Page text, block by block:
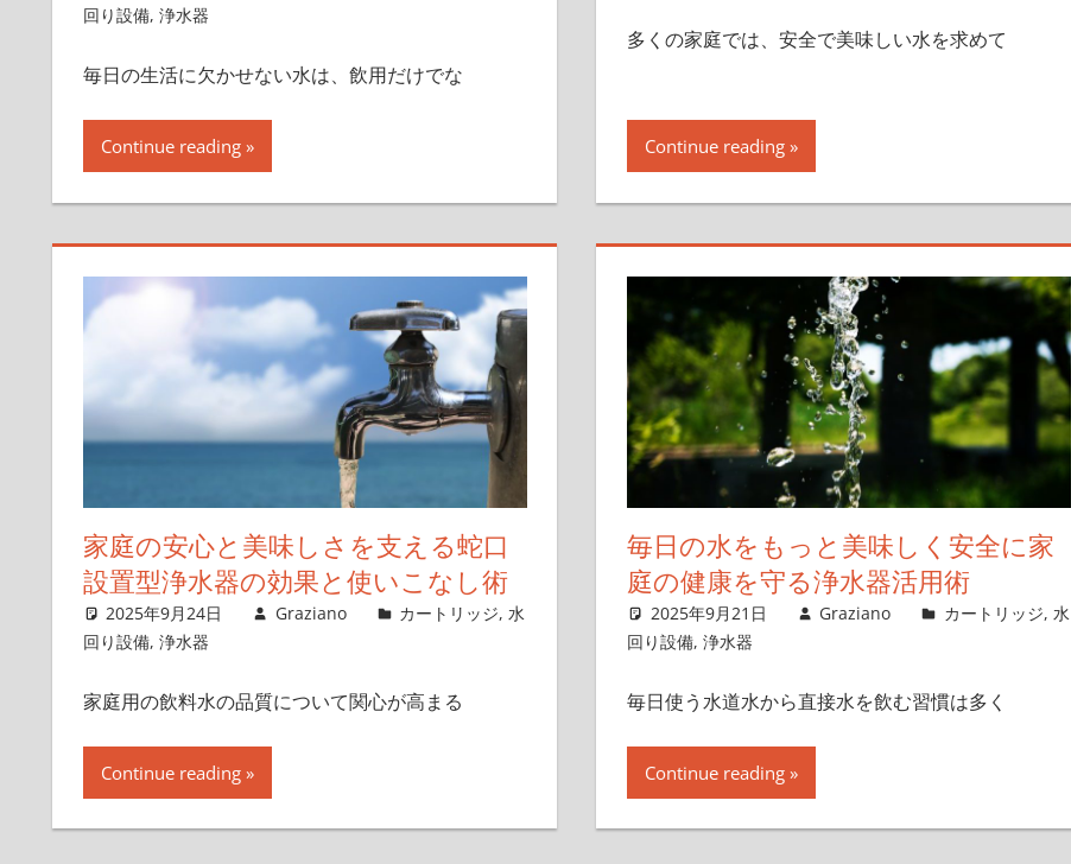
回り設備, 浄水器
毎日の生活に欠かせない水は、飲用だけでな
Continue reading
多くの家庭では、安全で美味しい水を求めて
Continue reading
家庭の安心と美味しさを支える蛇口
設置型浄水器の効果と使いこなし術
2025年9月24日 Graziano カートリッジ,水
回り設備, 浄水器
家庭用の飲料水の品質について関心が高まる
Continue reading
毎日の水をもっと美味しく安全に家
庭の健康を守る浄水器活用術
2025年9月21日 Graziano カートリッジ, 水
回り設備, 浄水器
毎日使う水道水から直接水を飲む習慣は多く
Continue reading